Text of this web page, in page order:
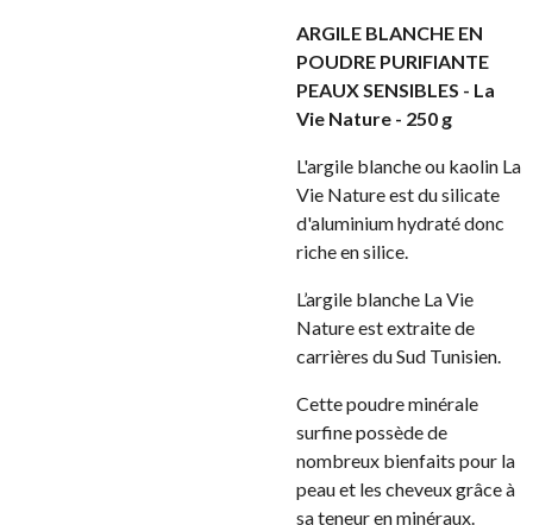
ARGILE BLANCHE EN
POUDRE PURIFIANTE
PEAUX SENSIBLES - La
Vie Nature - 250 g
L'argile blanche ou kaolin La
Vie Nature est du silicate
d'aluminium hydraté donc
riche en silice.
L’argile blanche La Vie
Nature est extraite de
carrières du Sud Tunisien.
Cette poudre minérale
surfine possède de
nombreux bienfaits pour la
peau et les cheveux grâce à
sa teneur en minéraux.